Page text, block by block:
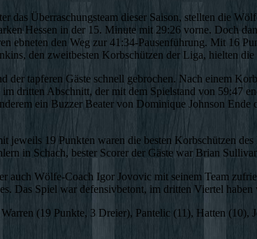
das Überraschungsteam dieser Saison, stellten die
Hessen in der 15. Minute mit 29:26 vorne. Doch
ebneten den Weg zur 41:34-Pausenführung. Mit 16
den zweitbesten Korbschützen der Liga, hielten
der tapferen Gäste schnell gebrochen. Nach einem
dritten Abschnitt, der mit dem Spielstand von 59:47
ein Buzzer Beater von Dominique Johnson
jeweils 19 Punkten waren die besten Korbschützen
in Schach, bester Scorer der Gäste war Brian
auch Wölfe-Coach Igor Jovovic mit seinem Team
Das Spiel war defensivbetont, im dritten Viertel
(19 Punkte, 3 Dreier), Pantelic (11), Hatten